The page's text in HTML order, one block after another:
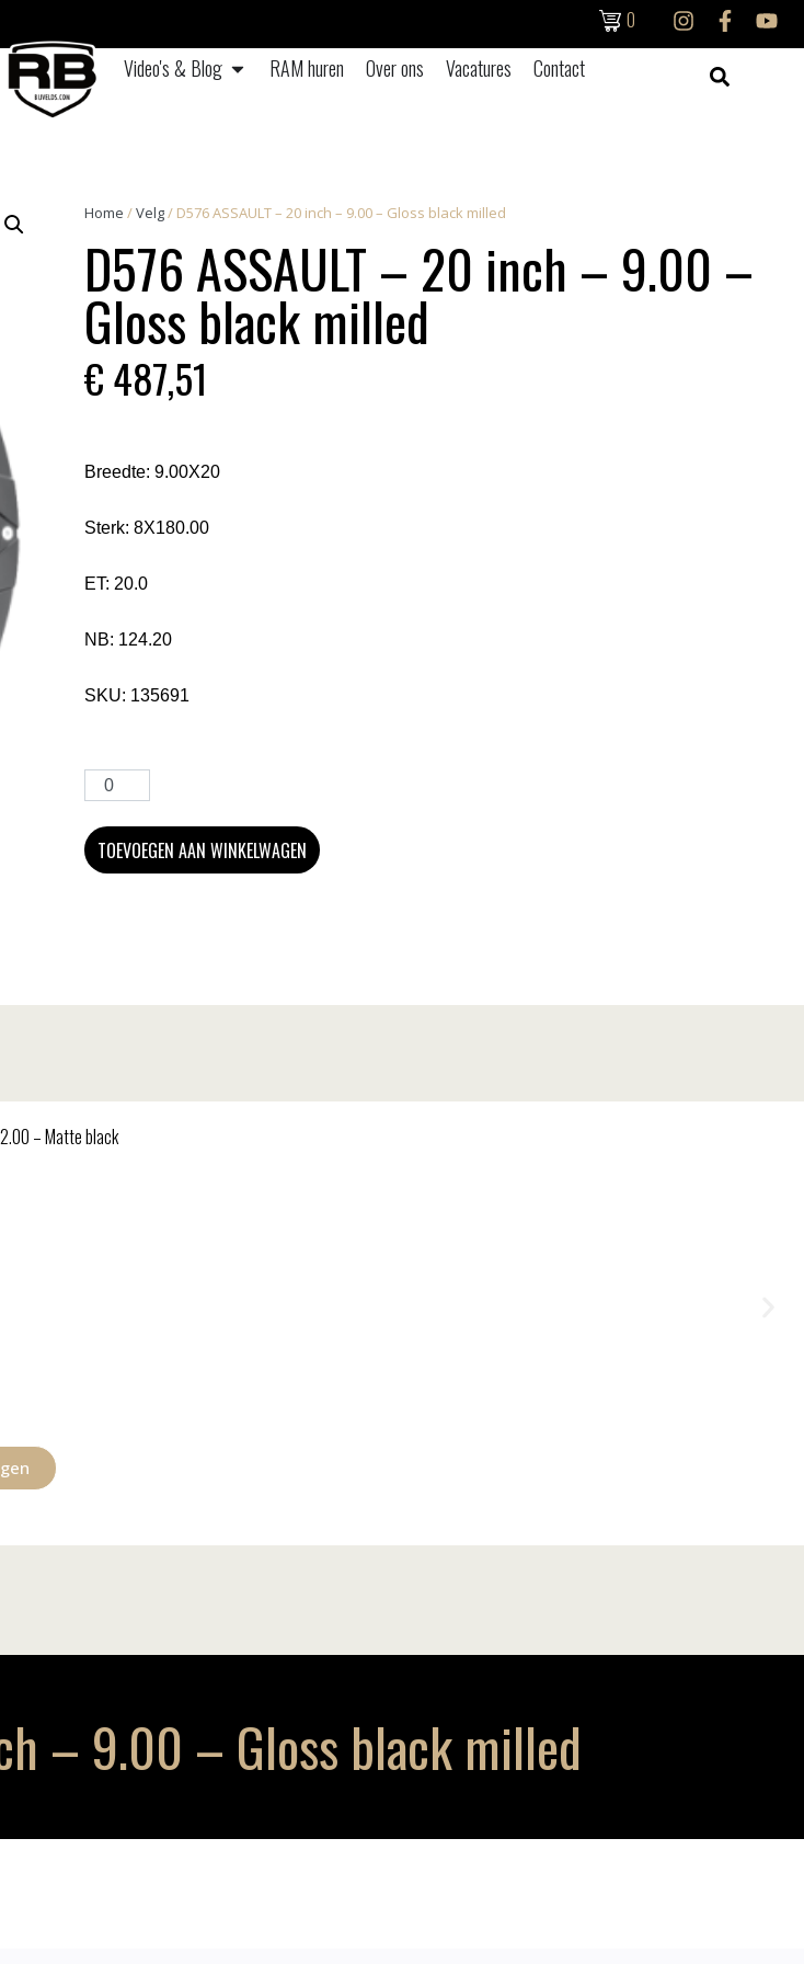
0
Video's & Blog RAM huren Over ons Vacatures Contact
Home /Velg/ D576 ASSAULT – 20 inch – 9.00 – Gloss black milled
D576 ASSAULT – 20 inch – 9.00 –
Gloss black milled
€487,51
Breedte: 9.00X20
Sterk: 8X180.00
ET: 20.0
NB: 124.20
SKU: 135691
TOEVOEGEN AAN WINKELWAGEN
– Matte black
– 9.00 – Gloss black milled